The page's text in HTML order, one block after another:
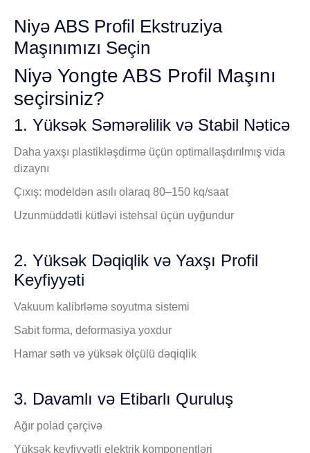
Niyə ABS Profil Ekstruziya
Maşınımızı Seçin
Niyə Yongte ABS Profil Maşını
seçirsiniz?
1. Yüksək Səmərəlilik və Stabil Nəticə
Daha yaxşı plastikləşdirmə üçün optimallaşdırılmış vida
dizaynı
Çıxış: modeldən asılı olaraq 80–150 kq/saat
Uzunmüddətli kütləvi istehsal üçün uyğundur
2. Yüksək Dəqiqlik və Yaxşı Profil
Keyfiyyəti
Vakuum kalibrləmə soyutma sistemi
Sabit forma, deformasiya yoxdur
Hamar səth və yüksək ölçülü dəqiqlik
3. Davamlı və Etibarlı Quruluş
Ağır polad çərçivə
Yüksək keyfiyyətli elektrik komponentləri